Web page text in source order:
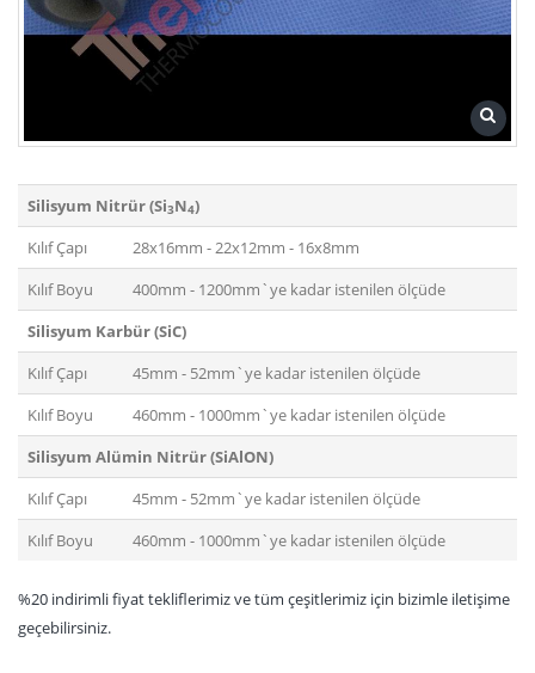
Silisyum Nitrür (Si3N4)
Kılıf Çapı
28x16mm - 22x12mm - 16x8mm
Kılıf Boyu
400mm - 1200mm`ye kadar istenilen ölçüde
Silisyum Karbür (SiC)
Kılıf Çapı
45mm - 52mm`ye kadar istenilen ölçüde
Kılıf Boyu
460mm - 1000mm`ye kadar istenilen ölçüde
Silisyum Alümin Nitrür (SiAlON)
Kılıf Çapı
45mm - 52mm`ye kadar istenilen ölçüde
Kılıf Boyu
460mm - 1000mm`ye kadar istenilen ölçüde
%20 indirimli fiyat tekliflerimiz ve tüm çeşitlerimiz için bizimle iletişime
geçebilirsiniz.